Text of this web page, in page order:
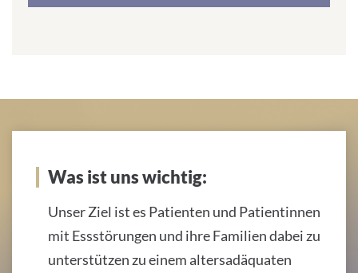
Was ist uns wichtig:
Unser Ziel ist es Patienten und Patientinnen
mit Essstörungen und ihre Familien dabei zu
unterstützen zu einem altersadäquaten